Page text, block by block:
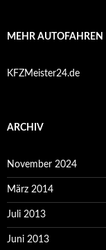
MEHR AUTOFAHREN
KFZMeister24.de
ARCHIV
November 2024
März 2014
Juli 2013
Juni 2013